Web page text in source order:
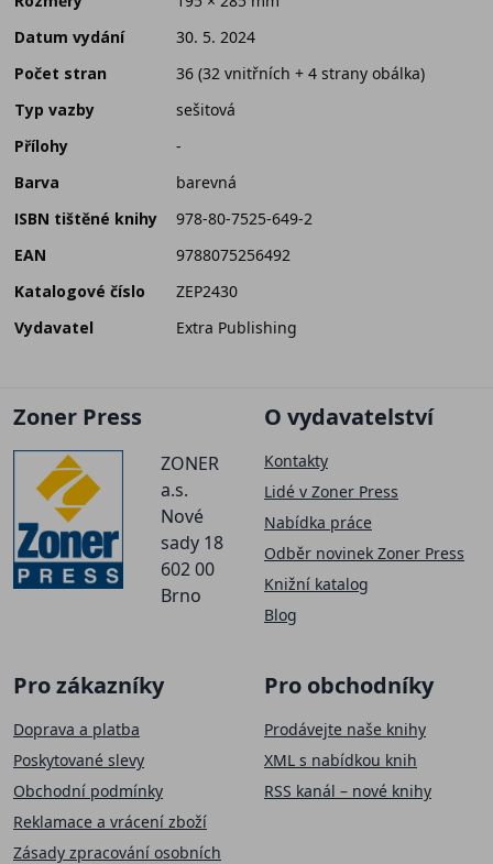
Datum vydání
30. 5. 2024
Počet stran
36 (32 vnitřních + 4 strany obálka)
Typ vazby
sešitová
Přílohy
-
Barva
barevná
ISBN tištěné knihy
978-80-7525-649-2
EAN
9788075256492
Katalogové číslo
ZEP2430
Vydavatel
Extra Publishing
Zoner Press
ZONER
a.s.
Nové
sady 18
602 00
Brno
O vydavatelství
Kontakty
Lidé v Zoner Press
Nabídka práce
Odběr novinek Zoner Press
Knižní katalog
Blog
Pro zákazníky
Doprava a platba
Poskytované slevy
Obchodní podmínky
Reklamace a vrácení zboží
Zásady zpracování osobních
Pro obchodníky
Prodávejte naše knihy
XML s nabídkou knih
RSS kanál – nové knihy